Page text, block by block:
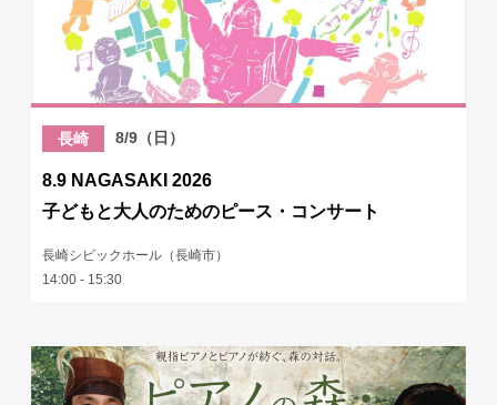
長崎 8/9（日）
8.9 NAGASAKI 2026
子どもと大人のためのピース・コンサート
長崎シビックホール（長崎市）
14:00 - 15:30